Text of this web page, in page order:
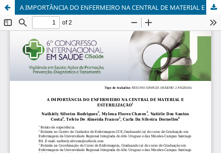
A IMPORTÂNCIA DO ENFERMEIRO NA CENTRAL DE MATERIAL E ESTERILIZAÇÃO